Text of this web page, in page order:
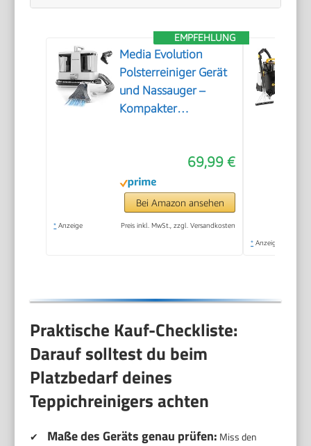
EMPFEHLUNG
Media Evolution
Polsterreiniger Gerät
und Nassauger –
Kompakter
Waschsauger für
Teppich, Polster
Autositze & Sofa
69,99 €
Bei Amazon ansehen
* Anzeige Preis inkl. MwSt., zzgl. Versandkosten
* Anzeige
Praktische Kauf-Checkliste:
Darauf solltest du beim
Platzbedarf deines
Teppichreinigers achten
✔ Maße des Geräts genau prüfen: Miss den